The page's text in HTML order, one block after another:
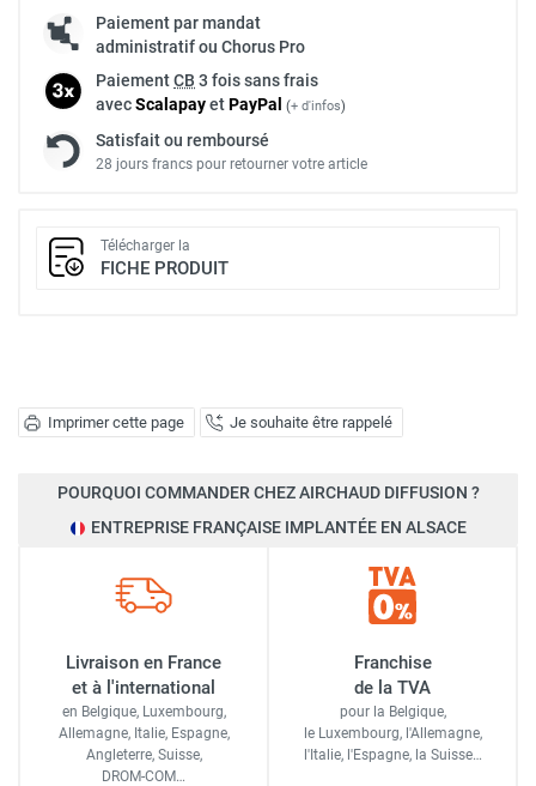
Imprimer cette page Je souhaite être rappelé
Paiement par mandat
administratif ou Chorus Pro
PaiementCB 3 fois sans frais
avecScalapayetPayPal (+ d'infos)
Satisfait ou remboursé
28 jours francs pour retourner votre article
Télécharger la
FICHE PRODUIT
POURQUOI COMMANDER CHEZ AIRCHAUD DIFFUSION ?
ENTREPRISE FRANÇAISE IMPLANTÉE EN ALSACE
Livraison en France
et à l'international
en Belgique, Luxembourg,
Allemagne, Italie, Espagne,
Angleterre, Suisse,
DROM-COM…
Franchise
de la TVA
pour la Belgique,
le Luxembourg, l'Allemagne,
l'Italie, l'Espagne, la Suisse…